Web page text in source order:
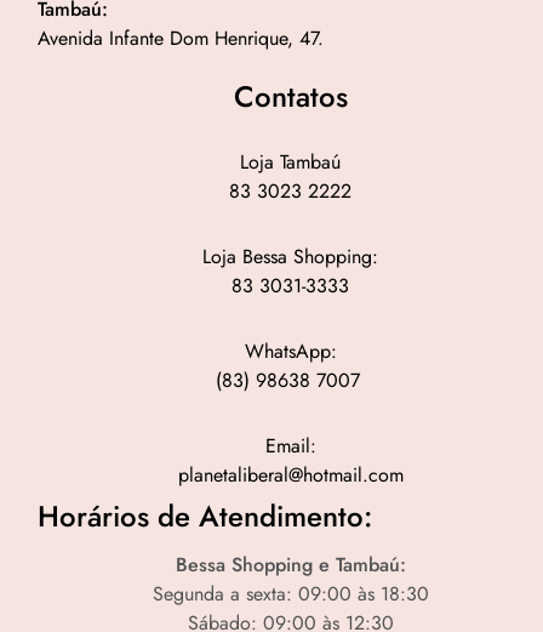
Tambaú:
Avenida Infante Dom Henrique, 47.
Contatos
Loja Tambaú
83 3023 2222
Loja Bessa Shopping:
83 3031-3333
WhatsApp:
(83) 98638 7007
Email:
planetaliberal@hotmail.com
Horários de Atendimento:
Bessa Shopping e Tambaú:
Segunda a sexta: 09:00 às 18:30
Sábado: 09:00 às 12:30